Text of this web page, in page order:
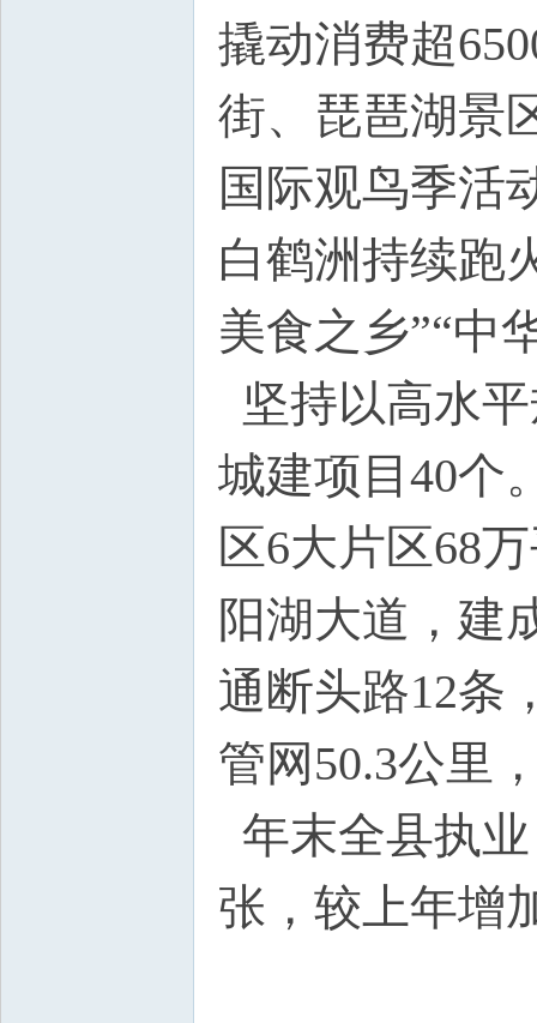
撬动消费超
街、琵琶湖景
国际观鸟季活
白鹤洲持续跑
美食之乡”“中
坚持以高水
城建项目40个
区6大片区68
阳湖大道，建
通断头路12条
管网50.3公里
年末全县执
张，较上年增